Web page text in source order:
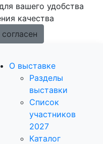
вашего удобства
качества
О выставке
Разделы
выставки
Список
участников
2027
Каталог